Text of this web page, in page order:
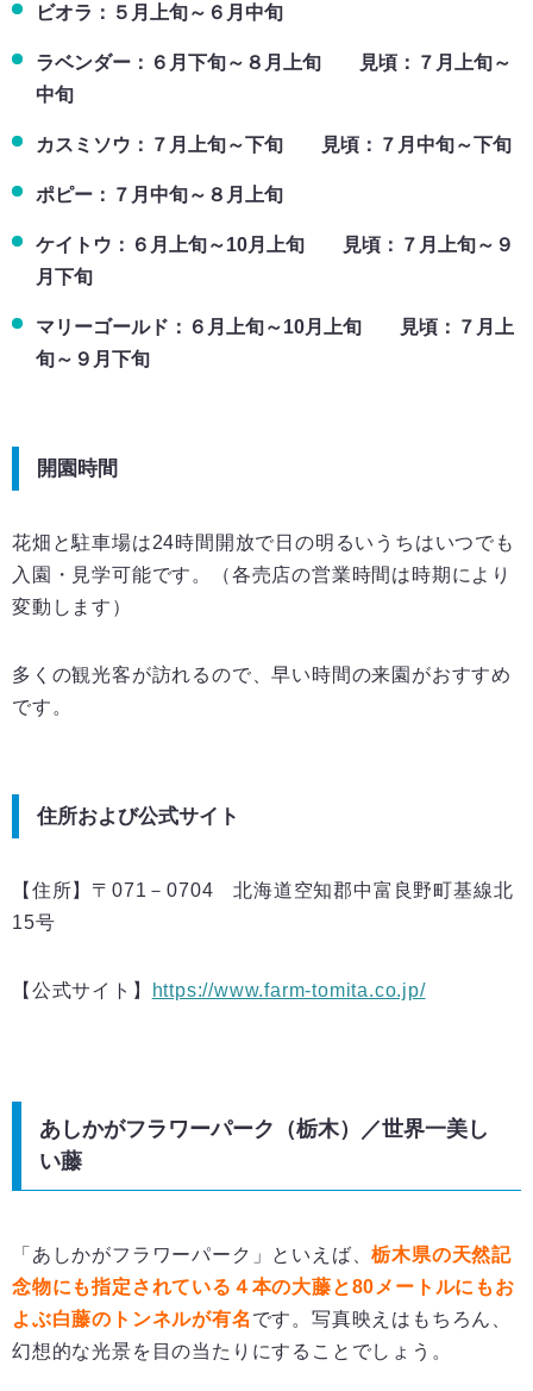
ビオラ：５月上旬～６月中旬
ラベンダー：６月下旬～８月上旬 見頃：７月上旬～
中旬
カスミソウ：７月上旬～下旬 見頃：７月中旬～下旬
ポピー：７月中旬～８月上旬
ケイトウ：６月上旬～10月上旬 見頃：７月上旬～９
月下旬
マリーゴールド：６月上旬～10月上旬 見頃：７月上
旬～９月下旬
開園時間
花畑と駐車場は24時間開放で日の明るいうちはいつでも
入園・見学可能です。（各売店の営業時間は時期により
変動します）
多くの観光客が訪れるので、早い時間の来園がおすすめ
です。
住所および公式サイト
【住所】〒071－0704 北海道空知郡中富良野町基線北
15号
【公式サイト】 https://www.farm-tomita.co.jp/
あしかがフラワーパーク（栃木）／世界一美し
い藤
「あしかがフラワーパーク」といえば、栃木県の天然記
念物にも指定されている４本の大藤と80 メートルにもお
よぶ白藤のトンネルが有名 です。写真映えはもちろん、
幻想的な光景を目の当たりにすることでしょう。